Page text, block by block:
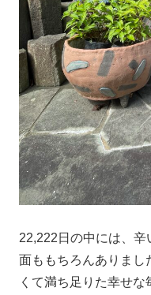
22,222日の中には、
面ももちろんありまし
くて満ち足りた幸せ